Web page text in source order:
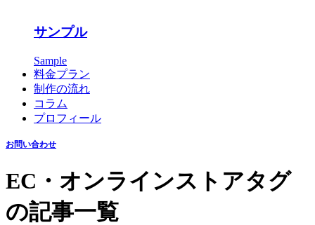
サンプル
Sample
料金プラン
制作の流れ
コラム
プロフィール
お問い合わせ
EC・オンラインストアタグ
の記事一覧